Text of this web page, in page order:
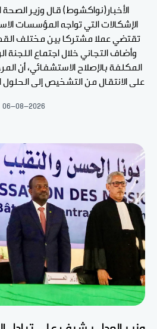
الأخبار(نواكشوط) قال وزير الصحة
الإشكالات التي تواجه المؤسسات
تقتضي عملا مشتركا بين مختلف
وأضاف التجاني خلال اجتماع اللجنة
المكلفة بالإصلاح الاستشفائي، أن
على الانتقال من التشخيص إلى الحلول
06-08-2026